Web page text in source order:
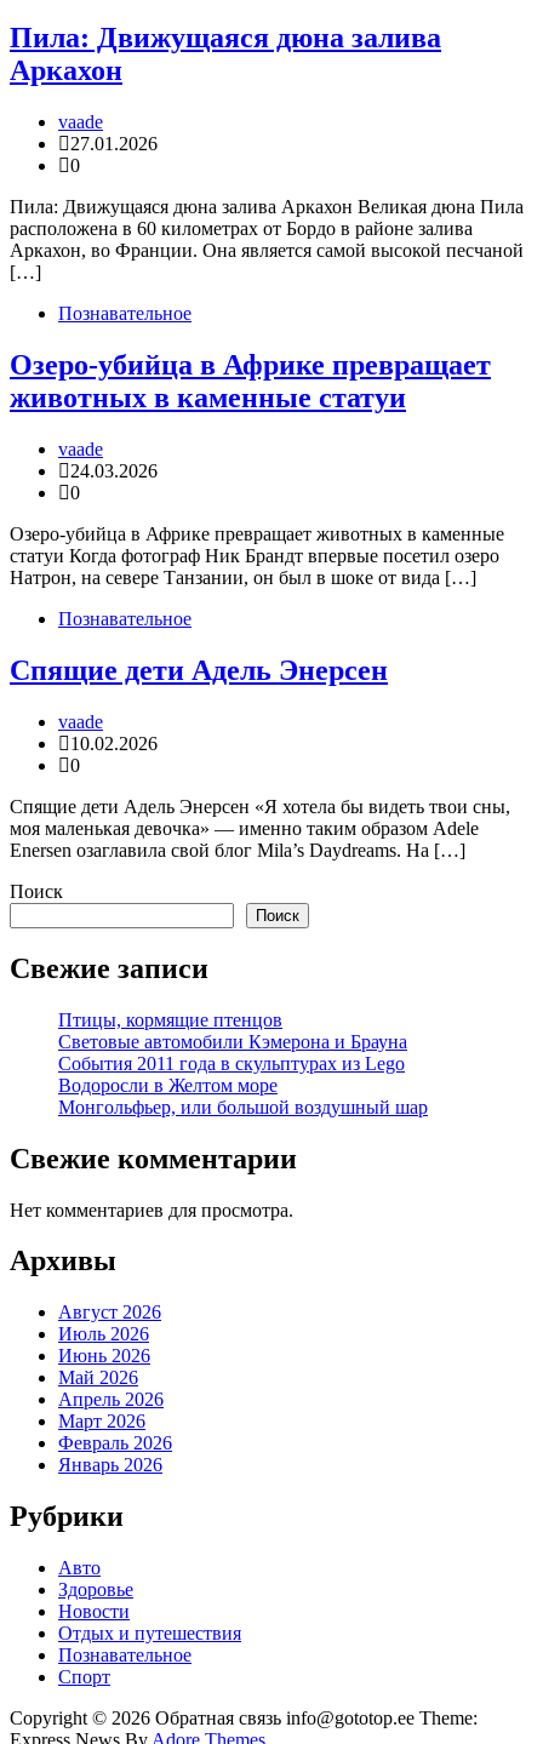
Пила: Движущаяся дюна залива
Аркахон
vaade
27.01.2026
0
Пила: Движущаяся дюна залива Аркахон Великая дюна Пила
расположена в 60 километрах от Бордо в районе залива
Аркахон, во Франции. Она является самой высокой песчаной
[…]
Познавательное
Озеро-убийца в Африке превращает
животных в каменные статуи
vaade
24.03.2026
0
Озеро-убийца в Африке превращает животных в каменные
статуи Когда фотограф Ник Брандт впервые посетил озеро
Натрон, на севере Танзании, он был в шоке от вида […]
Познавательное
Спящие дети Адель Энерсен
vaade
10.02.2026
0
Спящие дети Адель Энерсен «Я хотела бы видеть твои сны,
моя маленькая девочка» — именно таким образом Adele
Enersen озаглавила свой блог Mila’s Daydreams. На […]
Поиск
Поиск
Свежие записи
Птицы, кормящие птенцов
Световые автомобили Кэмерона и Брауна
События 2011 года в скульптурах из Lego
Водоросли в Желтом море
Монгольфьер, или большой воздушный шар
Свежие комментарии
Нет комментариев для просмотра.
Архивы
Август 2026
Июль 2026
Июнь 2026
Май 2026
Апрель 2026
Март 2026
Февраль 2026
Январь 2026
Рубрики
Авто
Здоровье
Новости
Отдых и путешествия
Познавательное
Спорт
Copyright © 2026 Обратная связь info@gototop.ee Theme: